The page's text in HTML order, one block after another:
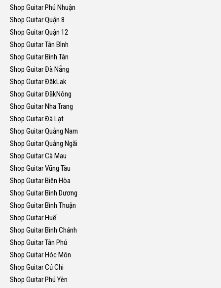
Shop Guitar Phú Nhuận
Shop Guitar Quận 8
Shop Guitar Quận 12
Shop Guitar Tân Bình
Shop Guitar Bình Tân
Shop Guitar Đà Nẵng
Shop Guitar ĐăkLak
Shop Guitar ĐăkNông
Shop Guitar Nha Trang
Shop Guitar Đà Lạt
Shop Guitar Quảng Nam
Shop Guitar Quảng Ngãi
Shop Guitar Cà Mau
Shop Guitar Vũng Tàu
Shop Guitar Biên Hòa
Shop Guitar Bình Dương
Shop Guitar Bình Thuận
Shop Guitar Huế
Shop Guitar Bình Chánh
Shop Guitar Tân Phú
Shop Guitar Hóc Môn
Shop Guitar Củ Chi
Shop Guitar Phú Yên